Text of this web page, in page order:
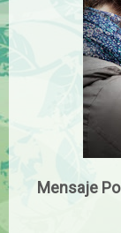
Mensaje